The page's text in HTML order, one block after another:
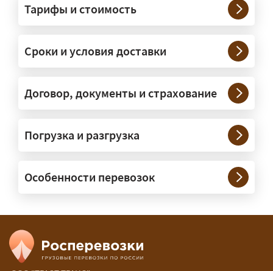
— На тралах и низкорамниках —
платформах, рассчитанных на
крупногабаритную технику и
конструкции. Транспорт подбираем
под конкретные размеры и вес груза.
сопровождение?
организуем. Потребность в машинах
прикрытия зависит от габаритов
груза и маршрута; это определяется
Сколько стоит перевозка
Тарифы и стоимость
Сроки и условия доставки
Договор, документы и страхование
Погрузка и разгрузка
Особенности перевозок